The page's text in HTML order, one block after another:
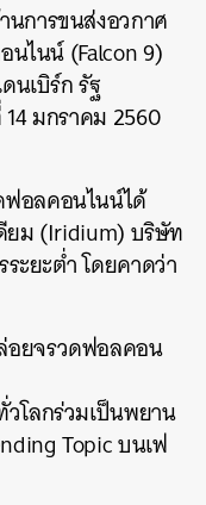
นการขนส่งอวกาศ
ไนน์ (Falcon 9)
นเบิร์ก รัฐ
มกราคม 2560
ฟอลคอนไนน์ได้
ยม (Iridium) บริษัท
ะยะต่ำ โดยคาดว่า
อยจรวดฟอลคอน
โลกร่วมเป็นพยาน
Topic บนเฟ